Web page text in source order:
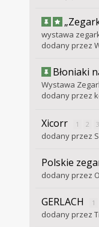
wystawa
dodany przez
Błoniaki
Wystawa
dodany przez
Xicorr 1 2 3
dodany przez
Polskie
dodany przez
GERLACH 1
dodany przez